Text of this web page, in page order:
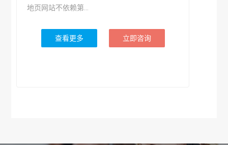
地页网站不依赖第...
查看更多 立即咨询